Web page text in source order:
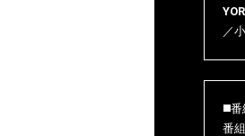
／
◼️番
番